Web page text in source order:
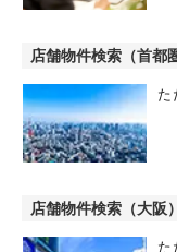
店舗物件検索（首都
た
店舗物件検索（大阪）
た